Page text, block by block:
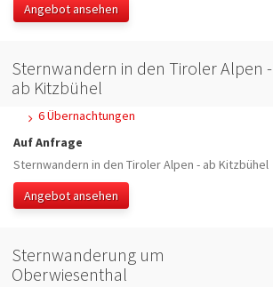
Angebot ansehen
Sternwandern in den Tiroler Alpen -
ab Kitzbühel
6 Übernachtungen
Auf Anfrage
Sternwandern in den Tiroler Alpen - ab Kitzbühel
Angebot ansehen
Sternwanderung um
Oberwiesenthal